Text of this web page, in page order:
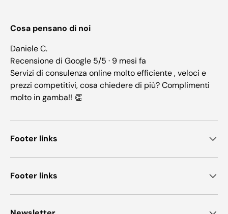
Cosa pensano di noi
Daniele C.
Recensione di Google 5/5 · 9 mesi fa
Servizi di consulenza online molto efficiente , veloci e
prezzi competitivi, cosa chiedere di più? Complimenti
molto in gamba!! 👏
Footer links
Footer links